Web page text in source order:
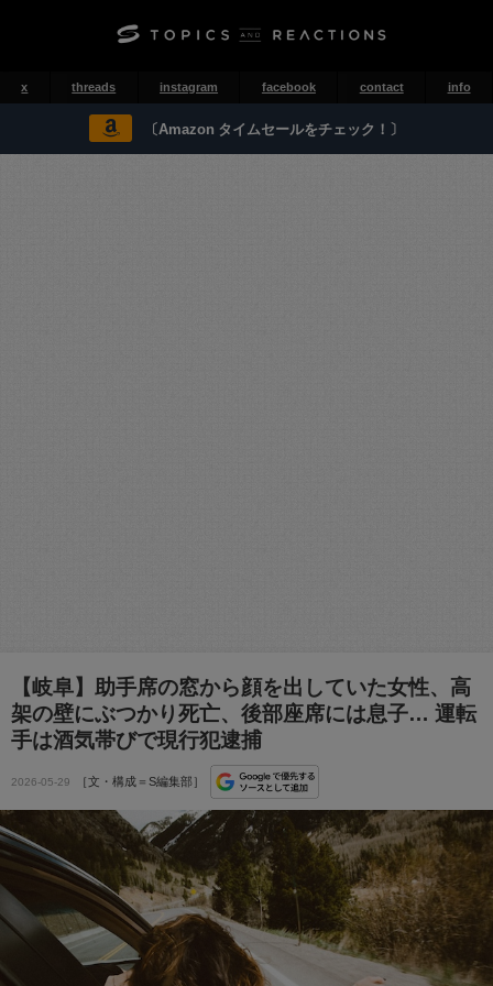
x threads instagram facebook contact info
〔Amazon タイムセールをチェック！〕
【岐阜】助手席の窓から顔を出していた女性、高
架の壁にぶつかり死亡、後部座席には息子… 運転
手は酒気帯びで現行犯逮捕
2026-05-29 ［文・構成＝S編集部］